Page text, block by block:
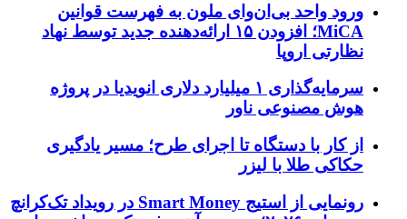
ورود واحد بی‌ان‌وای ملون به فهرست قوانین
MiCA؛ افزودن ۱۵ ارائه‌دهنده جدید توسط نهاد
نظارتی اروپا
سرمایه‌گذاری ۱ میلیارد دلاری انویدیا در پروژه
هوش مصنوعی ناور
از کار با دستگاه تا اجرای طرح؛ مسیر یادگیری
حکاکی طلا با لیزر
رونمایی از استیج Smart Money در رویداد تک‌کرانچ